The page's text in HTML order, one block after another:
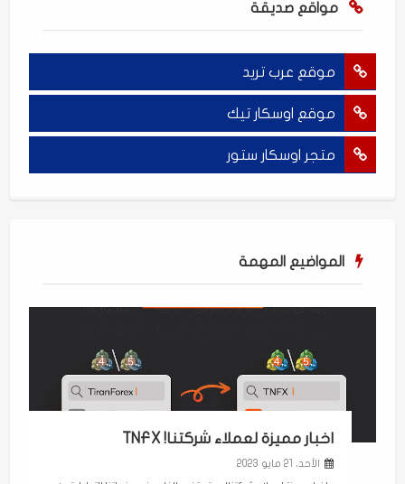
مواقع صديقة
موقع عرب تريد
موقع اوسكار تيك
متجر اوسكار ستور
المواضيع المهمة
اخبار مميزة لعملاء شركتنا! TNFX
الأحد، 21 مايو 2023